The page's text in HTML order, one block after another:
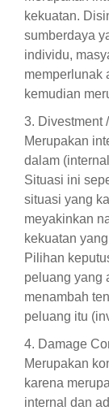
kekuatan.
sumberdaya
individu,
memperlunak
kemudian
3. Divestment
Merupakan
dalam
Situasi ini
situasi yang
meyakinkan
kekuatan
Pilihan
peluang yang
menambah
peluang itu
4. Damage
Merupakan
karena
internal dan